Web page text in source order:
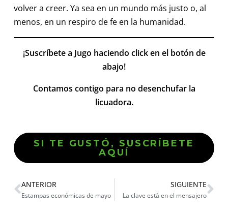
volver a creer. Ya sea en un mundo más justo o, al
menos, en un respiro de fe en la humanidad.
¡Suscríbete a Jugo haciendo click en el botón de
abajo!
Contamos contigo para no desenchufar la
licuadora.
SI TE GUSTÓ, SUSCRÍBETE
AQUÍ
ANTERIOR
Estampas económicas de mayo
SIGUIENTE
La clave está en el mensajero